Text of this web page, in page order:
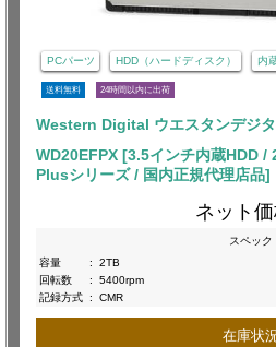
PCパーツ HDD（ハードディスク） 内
送料無料 24時間以内に出荷
Western Digital ウエスタンデジ
WD20EFPX [3.5インチ内蔵HDD
Plusシリーズ / 国内正規代理店品]
ネット価
スペック
容量
:
2TB
回転数
:
5400rpm
記録方式 : CMR
在庫状